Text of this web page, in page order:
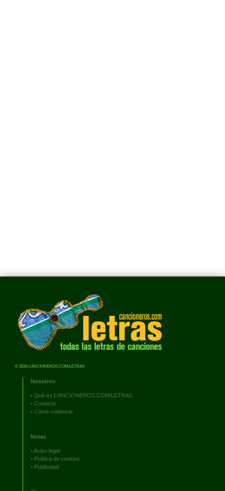
© 2026 CANCIONEROS.COM/LETRAS
Nosotros
• Qué es CANCIONEROS.COM/LETRAS
• Contacto
• Cómo colaborar
Notas
•Aviso legal
• Política de cookies
• Publicidad